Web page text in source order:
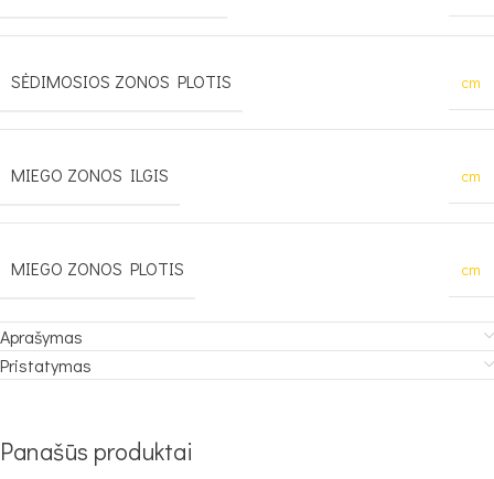
SĖDIMOSIOS ZONOS PLOTIS cm
MIEGO ZONOS ILGIS cm
MIEGO ZONOS PLOTIS cm
Aprašymas
Pristatymas
Panašūs produktai